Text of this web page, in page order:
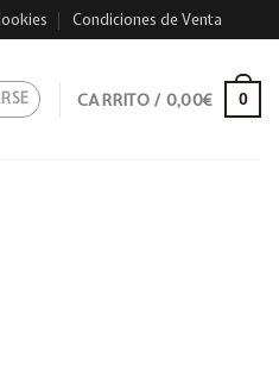
Condiciones de Venta
CARRITO / 0,00€ 0